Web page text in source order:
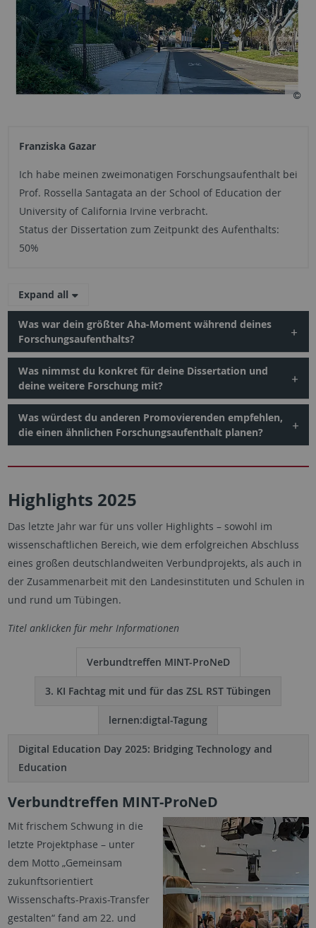
Franziska Gazar
Ich habe meinen zweimonatigen Forschungsaufenthalt bei
Prof. Rossella Santagata an der School of Education der
University of California Irvine verbracht.
Status der Dissertation zum Zeitpunkt des Aufenthalts:
50%
Expand all
Was war dein größter Aha-Moment während deines
Forschungsaufenthalts?
Was nimmst du konkret für deine Dissertation und
deine weitere Forschung mit?
Was würdest du anderen Promovierenden empfehlen,
die einen ähnlichen Forschungsaufenthalt planen?
Highlights 2025
Das letzte Jahr war für uns voller Highlights – sowohl im
wissenschaftlichen Bereich, wie dem erfolgreichen Abschluss
eines großen deutschlandweiten Verbundprojekts, als auch in
der Zusammenarbeit mit den Landesinstituten und Schulen in
und rund um Tübingen.
Titel anklicken für mehr Informationen
Verbundtreffen MINT-ProNeD
3. KI Fachtag mit und für das ZSL RST Tübingen
lernen:digtal-Tagung
Digital Education Day 2025: Bridging Technology and
Education
Verbundtreffen MINT-ProNeD
Mit frischem Schwung in die
letzte Projektphase – unter
dem Motto „Gemeinsam
zukunftsorientiert
Wissenschafts-Praxis-Transfer
gestalten“ fand am 22. und